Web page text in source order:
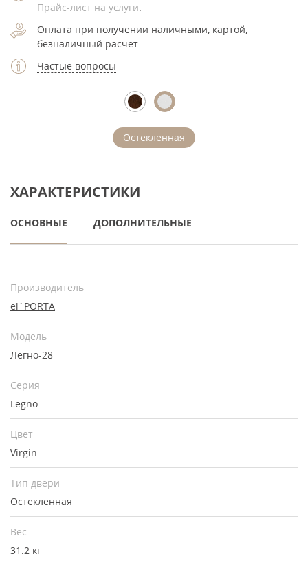
Прайс-лист на услуги.
Оплата при получении наличными, картой,
безналичный расчет
Частые вопросы
Остекленная
ХАРАКТЕРИСТИКИ
ОСНОВНЫЕ ДОПОЛНИТЕЛЬНЫЕ
Производитель
el`PORTA
Модель
Легно-28
Серия
Legno
Цвет
Virgin
Тип двери
Остекленная
Вес
31.2 кг